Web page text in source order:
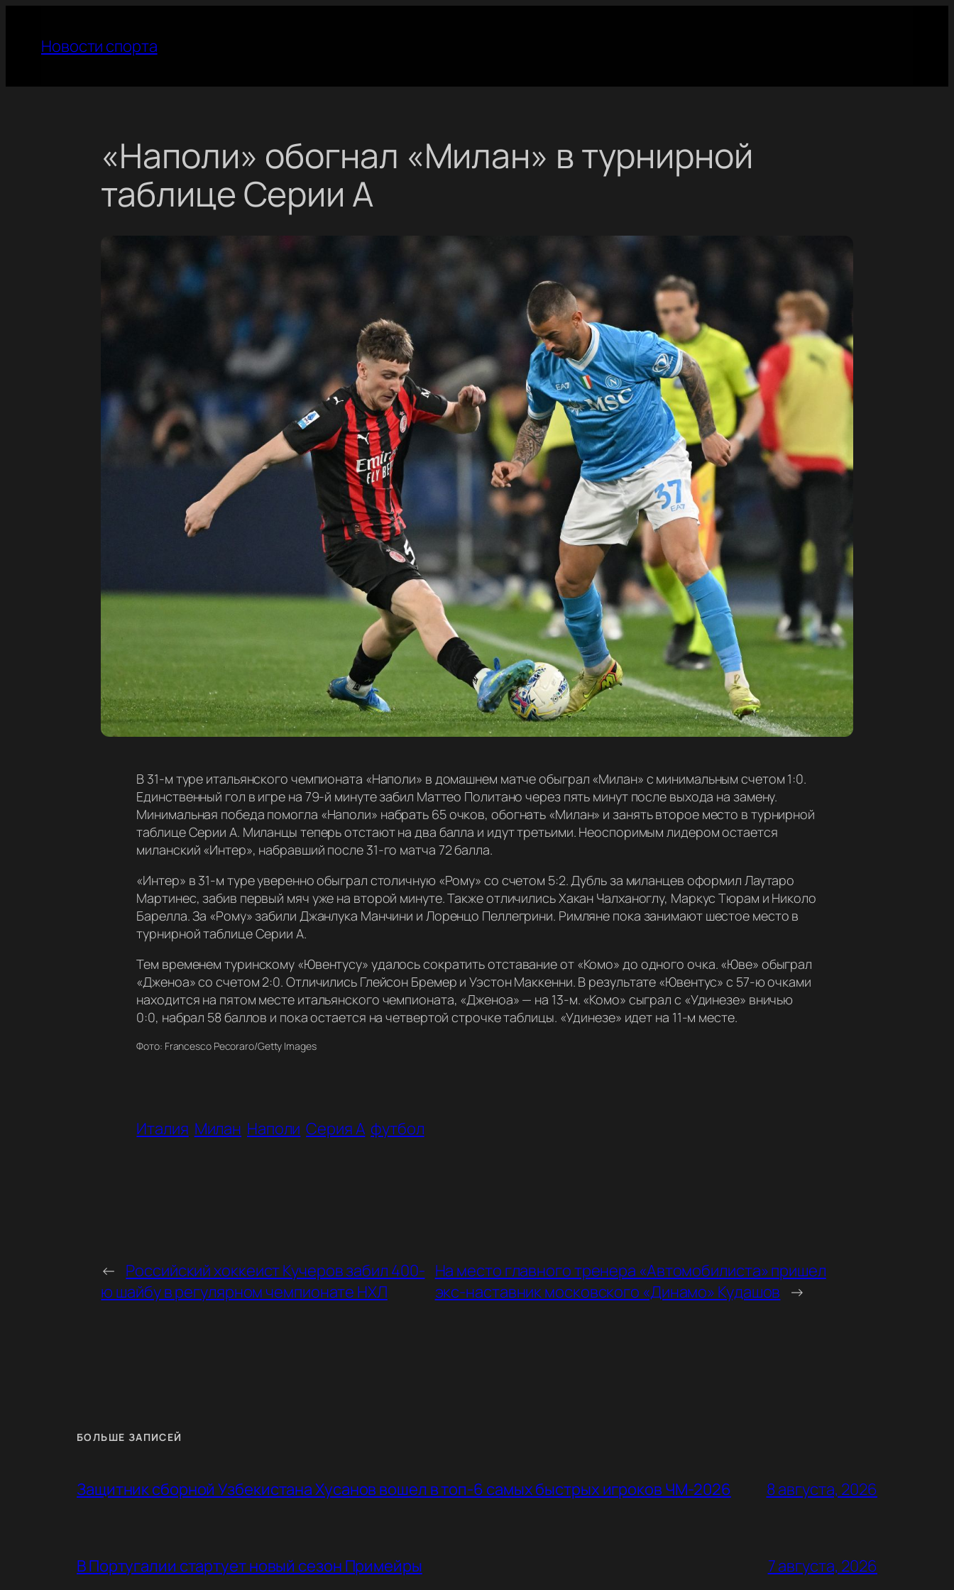
содержимому
Новости спорта
«Наполи» обогнал «Милан» в турнирной
таблице Серии А
В 31-м туре итальянского чемпионата «Наполи» в домашнем матче обыграл «Милан» с минимальным счетом 1:0.
Единственный гол в игре на 79-й минуте забил Маттео Политано через пять минут после выхода на замену.
Минимальная победа помогла «Наполи» набрать 65 очков, обогнать «Милан» и занять второе место в турнирной
таблице Серии А. Миланцы теперь отстают на два балла и идут третьими. Неоспоримым лидером остается
миланский «Интер», набравший после 31-го матча 72 балла.
«Интер» в 31-м туре уверенно обыграл столичную «Рому» со счетом 5:2. Дубль за миланцев оформил Лаутаро
Мартинес, забив первый мяч уже на второй минуте. Также отличились Хакан Чалханоглу, Маркус Тюрам и Николо
Барелла. За «Рому» забили Джанлука Манчини и Лоренцо Пеллегрини. Римляне пока занимают шестое место в
турнирной таблице Серии А.
Тем временем туринскому «Ювентусу» удалось сократить отставание от «Комо» до одного очка. «Юве» обыграл
«Дженоа» со счетом 2:0. Отличились Глейсон Бремер и Уэстон Маккенни. В результате «Ювентус» с 57-ю очками
находится на пятом месте итальянского чемпионата, «Дженоа» — на 13-м. «Комо» сыграл с «Удинезе» вничью
0:0, набрал 58 баллов и пока остается на четвертой строчке таблицы. «Удинезе» идет на 11-м месте.
Фото: Francesco Pecoraro/Getty Images
Италия Милан Наполи Серия А футбол
← Российский хоккеист Кучеров забил 400-
ю шайбу в регулярном чемпионате НХЛ
На место главного тренера «Автомобилиста» пришел
экс-наставник московского «Динамо» Кудашов →
БОЛЬШЕ ЗАПИСЕЙ
Защитник сборной Узбекистана Хусанов вошел в топ-6 самых быстрых игроков ЧМ-2026 8 августа, 2026
В Португалии стартует новый сезон Примейры 7 августа, 2026